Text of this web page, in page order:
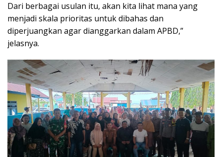
Dari berbagai usulan itu, akan kita lihat mana yang
menjadi skala prioritas untuk dibahas dan
diperjuangkan agar dianggarkan dalam APBD,”
jelasnya.